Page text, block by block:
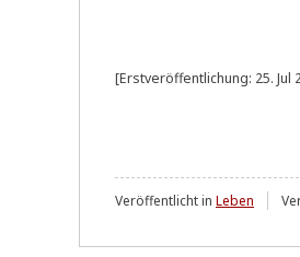
[Erst­ver­öf­fent­li­chung: 25. Jul
Veröffentlicht in Leben